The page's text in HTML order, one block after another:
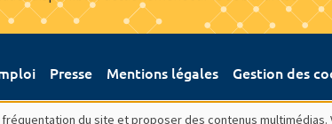
Presse Mentions légales Gestion des
du site et proposer des contenus multimédias.